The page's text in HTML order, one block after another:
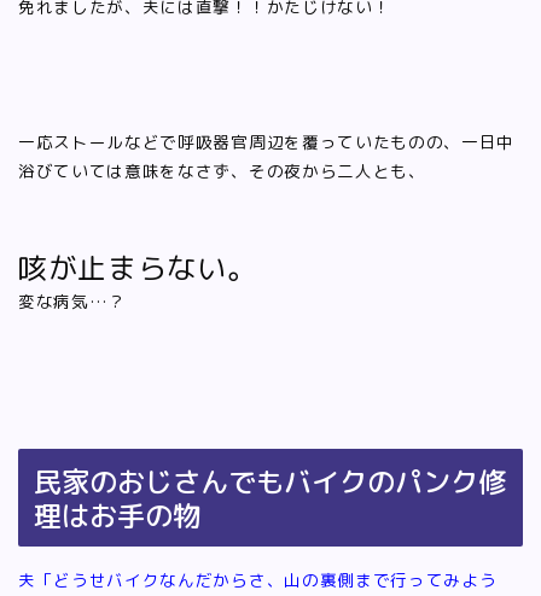
免れましたが、夫には直撃！！かたじけない！
一応ストールなどで呼吸器官周辺を覆っていたものの、一日中
浴びていては意味をなさず、その夜から二人とも、
咳が止まらない。
変な病気…？
民家のおじさんでもバイクのパンク修
理はお手の物
夫「どうせバイクなんだからさ、山の裏側まで行ってみよう